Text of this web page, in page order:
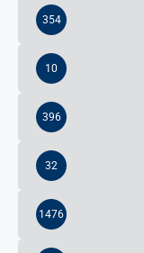
354
10
396
32
1476